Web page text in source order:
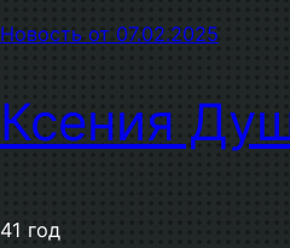
Новость от 07.02.2025
Ксения
41 год